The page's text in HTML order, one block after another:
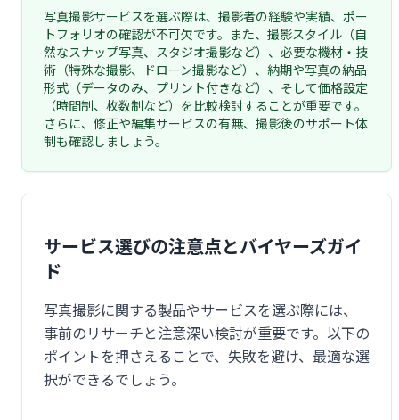
写真撮影サービスを選ぶ際は、撮影者の経験や実績、ポー
トフォリオの確認が不可欠です。また、撮影スタイル（自
然なスナップ写真、スタジオ撮影など）、必要な機材・技
術（特殊な撮影、ドローン撮影など）、納期や写真の納品
形式（データのみ、プリント付きなど）、そして価格設定
（時間制、枚数制など）を比較検討することが重要です。
さらに、修正や編集サービスの有無、撮影後のサポート体
制も確認しましょう。
サービス選びの注意点とバイヤーズガイ
ド
写真撮影に関する製品やサービスを選ぶ際には、
事前のリサーチと注意深い検討が重要です。以下の
ポイントを押さえることで、失敗を避け、最適な選
択ができるでしょう。